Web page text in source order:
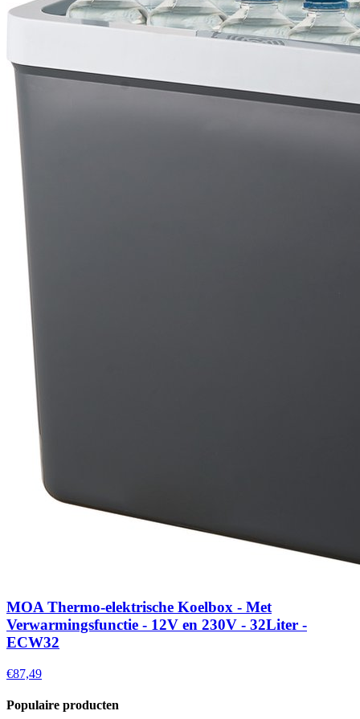
MOA Thermo-elektrische Koelbox - Met
Verwarmingsfunctie - 12V en 230V - 32Liter -
ECW32
€87,49
Populaire producten